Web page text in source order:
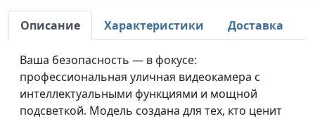
Описание Характеристики Доставка
Ваша безопасность — в фокусе:
профессиональная уличная видеокамера с
интеллектуальными функциями и мощной
подсветкой. Модель создана для тех, кто ценит